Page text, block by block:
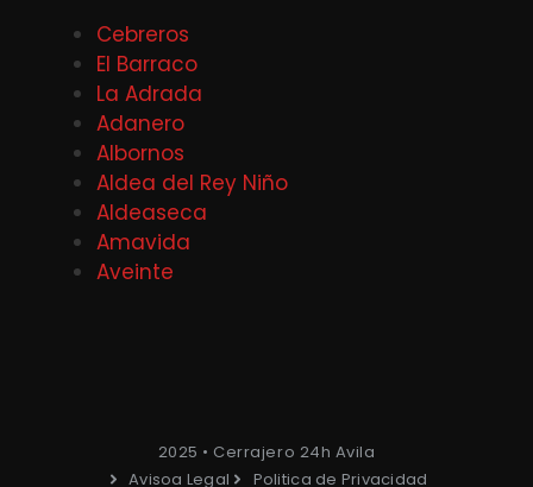
Cebreros
El Barraco
La Adrada
Adanero
Albornos
Aldea del Rey Niño
Aldeaseca
Amavida
Aveinte
2025 • Cerrajero 24h Avila
Avisoa Legal
Politica de Privacidad